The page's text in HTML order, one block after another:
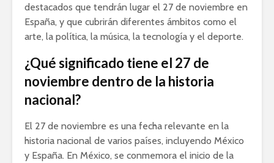
destacados que tendrán lugar el 27 de noviembre en
España, y que cubrirán diferentes ámbitos como el
arte, la política, la música, la tecnología y el deporte.
¿Qué significado tiene el 27 de
noviembre dentro de la historia
nacional?
El 27 de noviembre es una fecha relevante en la
historia nacional de varios países, incluyendo México
y España. En México, se conmemora el inicio de la